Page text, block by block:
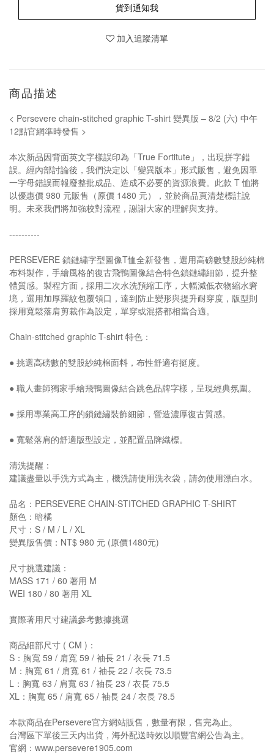
貨到通知我
加入追蹤清單
商品描述
< Persevere chain-stitched graphic T-shirt 變異版 – 8/2 (六) 中午
12點官網準時發售 >
本次新品因背面英文字樣誤印為「True Fortitute」，出現拼字錯
誤。經內部討論後，我們決定以「變異版本」形式販售，避免因單
一字母錯誤而報廢整批成品、造成不必要的資源浪費。此款 T 恤將
以優惠價 980 元販售（原價 1480 元），並於商品頁清楚標註說
明。未來我們將加強校對流程，謝謝大家的理解與支持。
----------
PERSEVERE 鎖鏈繡字型圖像T恤全新發售，選用高磅數雙股紗純棉
布料製作，手繪風格的復古飛鴨圖像結合特色鎖鏈繡細節，提升整
體質感。製程方面，採用二次水洗預縮工序，大幅減低衣物縮水窘
境，選用加厚羅紋包覆領口，達到防止變形與提升耐穿度，版型則
採用寬鬆落肩剪裁作為設定，單穿或混搭都相當合適。
Chain-stitched graphic T-shirt 特色：
● 挑選高磅數的雙股紗純棉面料，布性舒適有挺度。
● 職人畫師獨家手繪飛鴨圖像結合跳色品牌字樣，呈現經典氛圍。
● 採用專業高工序的鎖鏈繡裝飾細節，營造濃厚復古質感。
● 寬鬆落肩的舒適版型設定，並配置品牌織標。
清洗提醒：
建議盡量以手洗方式為主，機洗請使用洗衣袋，請勿使用漂白水。
品名：PERSEVERE CHAIN-STITCHED GRAPHIC T-SHIRT
顏色：暗橘
尺寸：S / M / L / XL
變異版售價：NT$ 980 元 (原價1480元)
尺寸挑選建議：
MASS 171 / 60 著用 M
WEI 180 / 80 著用 XL
實際著用尺寸建議參考數據挑選
商品細部尺寸 ( CM )：
S：胸寬 59 / 肩寬 59 / 袖長 21 / 衣長 71.5
M：胸寬 61 / 肩寬 61 / 袖長 22 / 衣長 73.5
L：胸寬 63 / 肩寬 63 / 袖長 23 / 衣長 75.5
XL：胸寬 65 / 肩寬 65 / 袖長 24 / 衣長 78.5
本款商品在Persevere官方網站販售，數量有限，售完為止。
台灣區下單後三天內出貨，海外配送時效以順豐官網公告為主。
官網：www.persevere1905.com